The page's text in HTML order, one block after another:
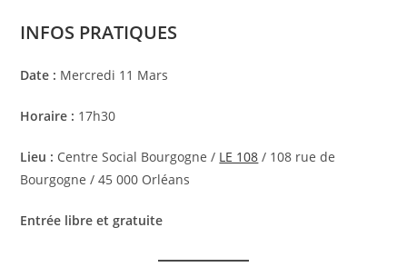
INFOS PRATIQUES
Date : Mercredi 11 Mars
Horaire : 17h30
Lieu : Centre Social Bourgogne / LE 108 / 108 rue de
Bourgogne / 45 000 Orléans
Entrée libre et gratuite